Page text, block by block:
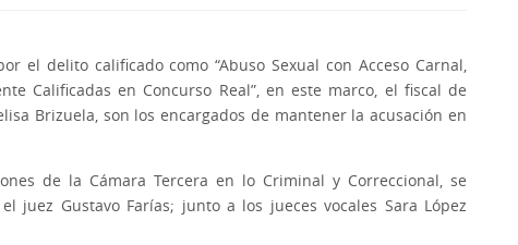
el delito calificado como “Abuso Sexual con Acceso Carnal,
Calificadas en Concurso Real”, en este marco, el fiscal de
Brizuela, son los encargados de mantener la acusación en
de la Cámara Tercera en lo Criminal y Correccional, se
Gustavo Farías; junto a los jueces vocales Sara López